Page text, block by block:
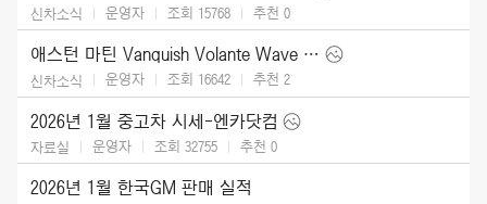
신차소식 운영자 조회 15768 추천 0
애스턴 마틴 Vanquish Volante Wave Edition (2026)
신차소식 운영자 조회 16642 추천 2
2026년 1월 중고차 시세-엔카닷컴
자료실 운영자 조회 32755 추천 0
2026년 1월 한국GM 판매 실적